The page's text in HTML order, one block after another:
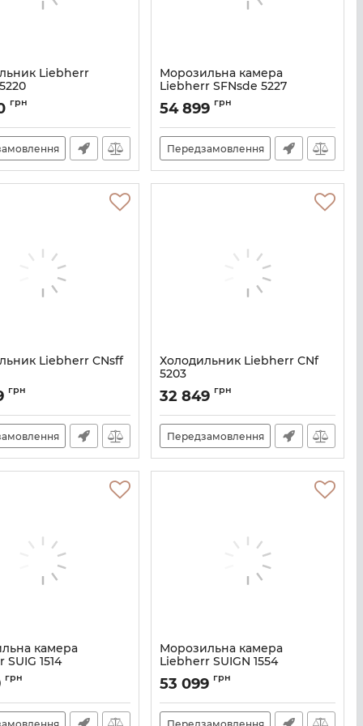
Liebherr
грн
Морозильна камера
Liebherr SFNsde 5227
Артикул:SFNSDE5227
54 899 грн
Передзамовлення
Liebherr CNsff
грн
Холодильник Liebherr CNf
5203
Артикул:CNF5203
32 849 грн
Передзамовлення
камера
1514
грн
Морозильна камера
Liebherr SUIGN 1554
Артикул:SUIGN1554
53 099 грн
Передзамовлення